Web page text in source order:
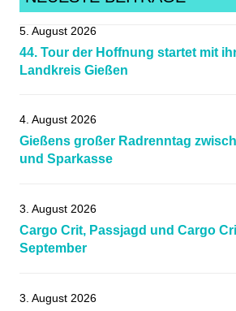
Radsportnachrichten
5. August 2026
44. Tour der Hoffnung startet mit
Landkreis Gießen
4. August 2026
Gießens großer Radrenntag
und Sparkasse
3. August 2026
Cargo Crit, Passjagd und Cargo
September
3. August 2026